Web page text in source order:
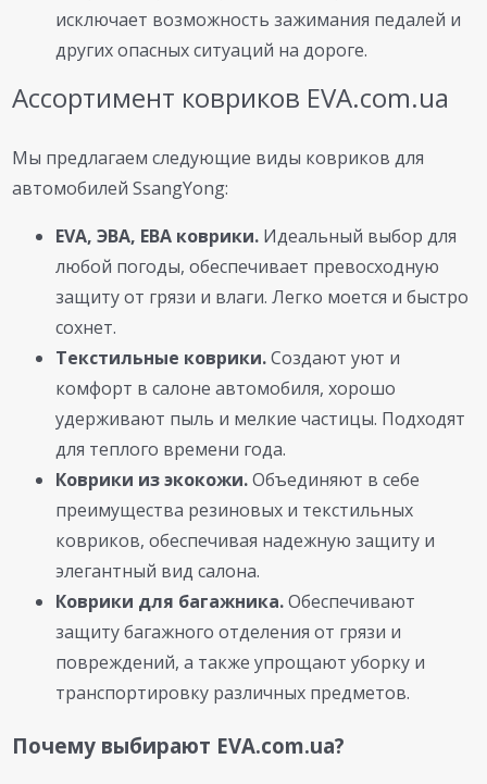
исключает возможность зажимания педалей и
других опасных ситуаций на дороге.
Ассортимент ковриков EVA.com.ua
Мы предлагаем следующие виды ковриков для
автомобилей SsangYong:
EVA, ЭВА, ЕВА коврики. Идеальный выбор для
любой погоды, обеспечивает превосходную
защиту от грязи и влаги. Легко моется и быстро
сохнет.
Текстильные коврики.Создают уют и
комфорт в салоне автомобиля, хорошо
удерживают пыль и мелкие частицы. Подходят
для теплого времени года.
Коврики из экокожи.Объединяют в себе
преимущества резиновых и текстильных
ковриков, обеспечивая надежную защиту и
элегантный вид салона.
Коврики для багажника.Обеспечивают
защиту багажного отделения от грязи и
повреждений, а также упрощают уборку и
транспортировку различных предметов.
Почему выбирают EVA.com.ua?